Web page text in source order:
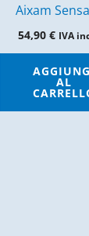
Aixam
54,90€ IVA
AL